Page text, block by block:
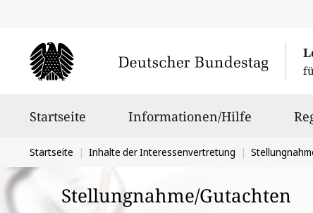
Startseite Informationen/Hilfe
Sie
befinden
sich
Startseite Inhalte der Interessenvertretung
Stellungnahme/Gutachten